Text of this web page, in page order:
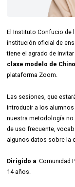
El Instituto Confucio de
institución oficial de
tiene el agrado de
clase modelo de
plataforma Zoom.
Las sesiones, que
introducir a los
nuestra metodología
de uso frecuente,
algunos datos sobre la
Dirigido a: Comunidad
14 años.